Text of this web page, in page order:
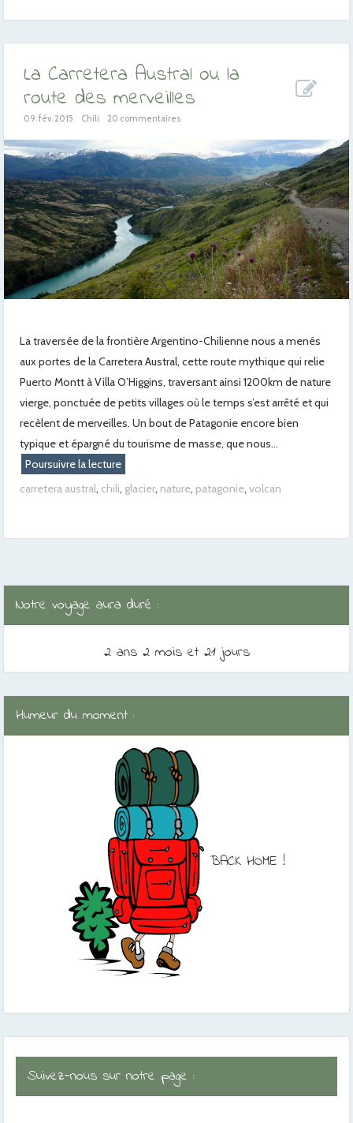
La Carretera Austral ou la
route des merveilles
09. fév. 2015 Chili 20 commentaires
La traversée de la frontière Argentino-Chilienne nous a menés
aux portes de la Carretera Austral, cette route mythique qui relie
Puerto Montt à Villa O’Higgins, traversant ainsi 1200km de nature
vierge, ponctuée de petits villages où le temps s’est arrêté et qui
recèlent de merveilles. Un bout de Patagonie encore bien
typique et épargné du tourisme de masse, que nous...
Poursuivre la lecture
carretera austral, chili, glacier, nature, patagonie, volcan
Notre voyage aura duré :
2 ans 2 mois et 21 jours
Humeur du moment :
BACK HOME !
Suivez-nous sur notre page :